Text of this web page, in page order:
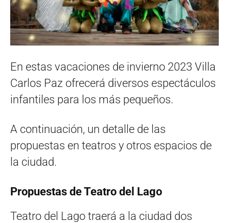
En estas vacaciones de invierno 2023 Villa
Carlos Paz ofrecerá diversos espectáculos
infantiles para los más pequeños.
A continuación, un detalle de las
propuestas en teatros y otros espacios de
la ciudad.
Propuestas de Teatro del Lago
Teatro del Lago traerá a la ciudad dos